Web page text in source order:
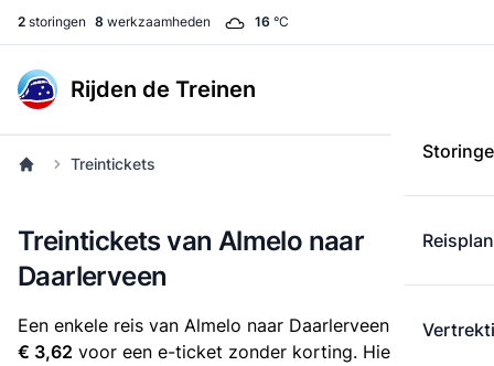
2 storingen 8 werkzaamheden 16 °C
Rijden de Treinen
Treintickets
Treintickets van Almelo naar
Daarlerveen
Een enkele reis van Almelo naar Daarlerveen kost
€ 3,62 voor een e-ticket zonder korting. Hieronder